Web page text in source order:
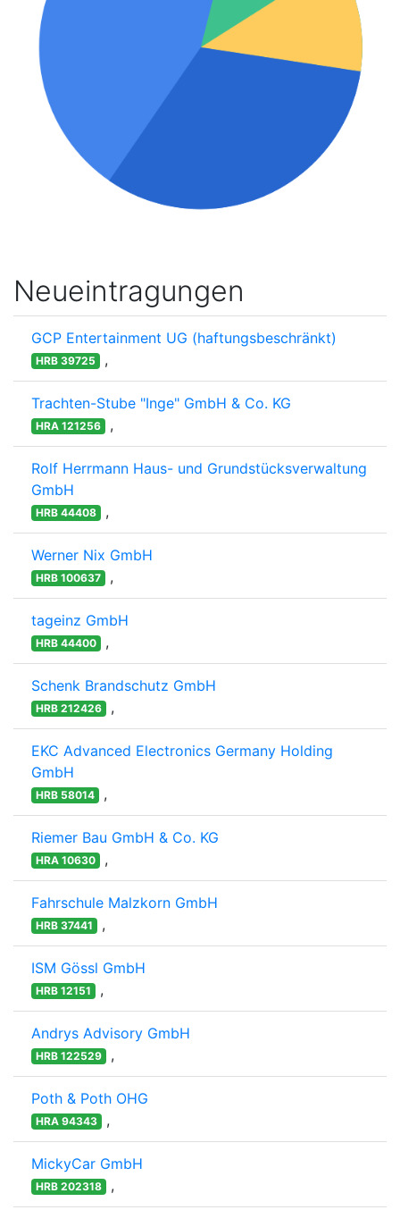
Neueintragungen
GCP Entertainment UG (haftungsbeschränkt)
HRB 39725 ,
Trachten-Stube "Inge" GmbH & Co. KG
HRA 121256 ,
Rolf Herrmann Haus- und Grundstücksverwaltung
GmbH
HRB 44408 ,
Werner Nix GmbH
HRB 100637 ,
tageinz GmbH
HRB 44400 ,
Schenk Brandschutz GmbH
HRB 212426 ,
EKC Advanced Electronics Germany Holding
GmbH
HRB 58014 ,
Riemer Bau GmbH & Co. KG
HRA 10630 ,
Fahrschule Malzkorn GmbH
HRB 37441 ,
ISM Gössl GmbH
HRB 12151 ,
Andrys Advisory GmbH
HRB 122529 ,
Poth & Poth OHG
HRA 94343 ,
MickyCar GmbH
HRB 202318 ,